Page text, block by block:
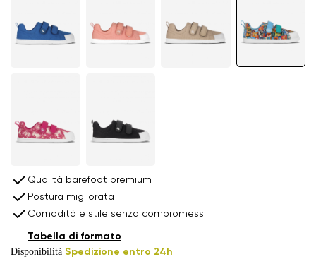
Qualità barefoot premium
Postura migliorata
Comodità e stile senza compromessi
Disponibilità Spedizione entro 24h
Tabella di formato